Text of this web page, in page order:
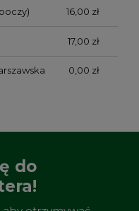
16,00 zł
17,00 zł
0,00 zł
do